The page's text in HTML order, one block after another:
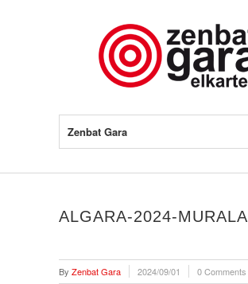
Zenbat Gara
ALGARA-2024-MURALA
By Zenbat Gara 2024/09/01 0 Comments